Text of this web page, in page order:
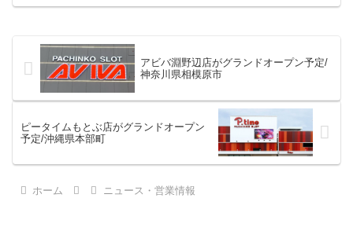
アビバ淵野辺店がグランドオープン予定/
神奈川県相模原市
ピータイムもとぶ店がグランドオープン
予定/沖縄県本部町
ホーム ニュース・営業情報